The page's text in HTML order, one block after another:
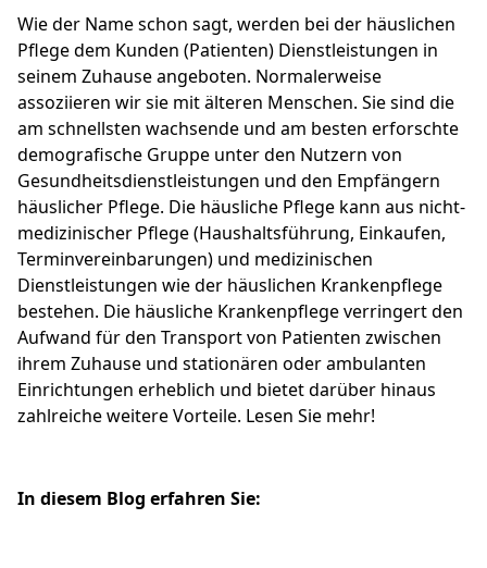
Wie der Name schon sagt, werden bei der häuslichen
Pflege dem Kunden (Patienten) Dienstleistungen in
seinem Zuhause angeboten. Normalerweise
assoziieren wir sie mit älteren Menschen. Sie sind die
am schnellsten wachsende und am besten erforschte
demografische Gruppe unter den Nutzern von
Gesundheitsdienstleistungen und den Empfängern
häuslicher Pflege. Die häusliche Pflege kann aus nicht-
medizinischer Pflege (Haushaltsführung, Einkaufen,
Terminvereinbarungen) und medizinischen
Dienstleistungen wie der häuslichen Krankenpflege
bestehen. Die häusliche Krankenpflege verringert den
Aufwand für den Transport von Patienten zwischen
ihrem Zuhause und stationären oder ambulanten
Einrichtungen erheblich und bietet darüber hinaus
zahlreiche weitere Vorteile. Lesen Sie mehr!
In diesem Blog erfahren Sie: